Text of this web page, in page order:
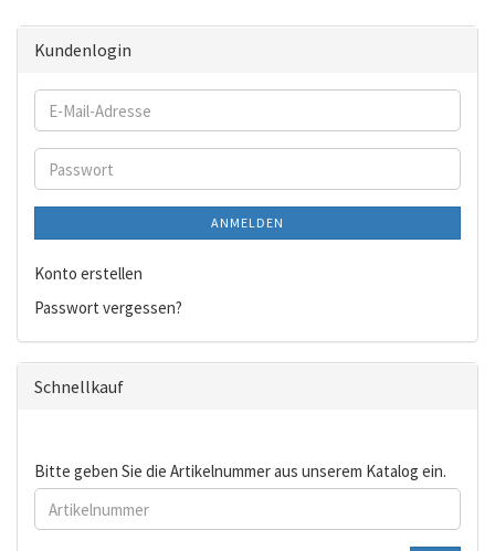
Kundenlogin
E-
Mail-
Passwort
ANMELDEN
Konto erstellen
Passwort vergessen?
Schnellkauf
BITTE
GEBEN
SIE
Bitte geben Sie die Artikelnummer aus unserem Katalog ein.